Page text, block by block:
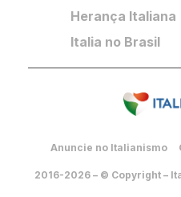
Herança Italiana
Italia no Brasil
Anuncie no Italianismo
2016-2026 – © Copyright –